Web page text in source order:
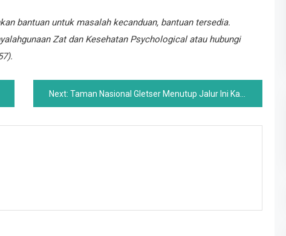
bantuan untuk masalah kecanduan, bantuan tersedia.
Zat dan Kesehatan Psychological atau hubungi
Next: Taman Nasional Gletser Menutup Jalur Ini Karena Alasan yang Mengerikan